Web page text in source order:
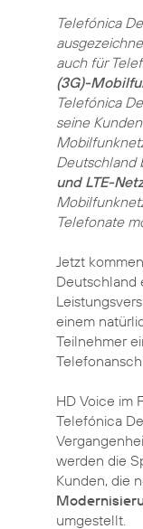
Telefónica
auch für
(3G)-
Telefónica
seine
Deutschland
und LTE-
Telefonate
Jetzt
Deutschland
einem
Teilnehmer
HD Voice im
Telefónica
werden die
Kunden, die
umgestellt.